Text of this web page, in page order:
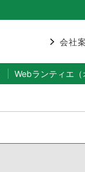
会社
Webランティエ（